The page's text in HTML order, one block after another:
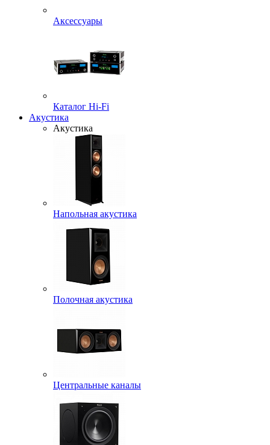
Аксессуары
Каталог Hi-Fi
Акустика
Акустика
Напольная акустика
Полочная акустика
Центральные каналы